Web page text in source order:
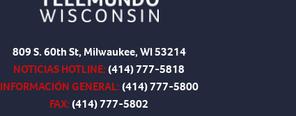
809 S. 60th St, Milwaukee, WI 53214
NOTICIAS HOTLINE:(414) 777-5818
INFORMACIÓN GENERAL:(414) 777-5800
FAX:(414) 777-5802